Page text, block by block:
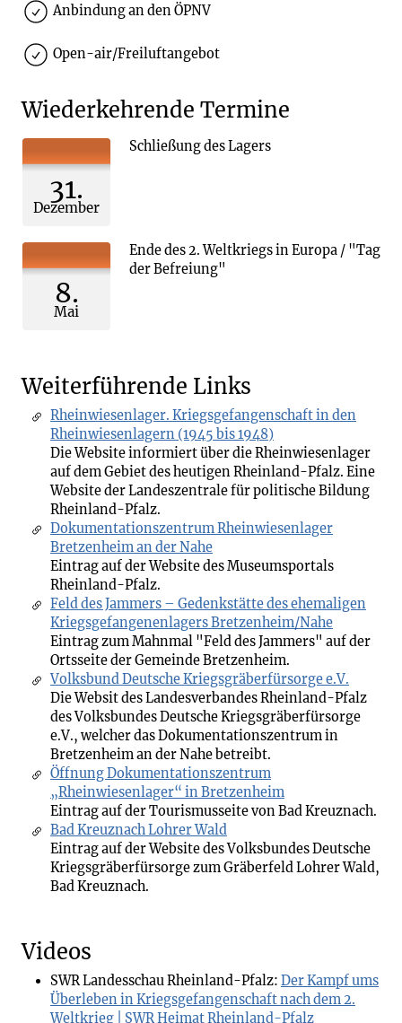
Anbindung an den ÖPNV
Open-air/Freiluftangebot
Wiederkehrende Termine
31.
Dezember
Schließung des Lagers
8.
Mai
Ende des 2. Weltkriegs in Europa / "Tag
der Befreiung"
Weiterführende Links
Rheinwiesenlager. Kriegsgefangenschaft in den
Rheinwiesenlagern (1945 bis 1948)
Die Website informiert über die Rheinwiesenlager
auf dem Gebiet des heutigen Rheinland-Pfalz. Eine
Website der Landeszentrale für politische Bildung
Rheinland-Pfalz.
Dokumentationszentrum Rheinwiesenlager
Bretzenheim an der Nahe
Eintrag auf der Website des Museumsportals
Rheinland-Pfalz.
Feld des Jammers – Gedenkstätte des ehemaligen
Kriegsgefangenenlagers Bretzenheim/Nahe
Eintrag zum Mahnmal "Feld des Jammers" auf der
Ortsseite der Gemeinde Bretzenheim.
Volksbund Deutsche Kriegsgräberfürsorge e.V.
Die Websit des Landesverbandes Rheinland-Pfalz
des Volksbundes Deutsche Kriegsgräberfürsorge
e.V., welcher das Dokumentationszentrum in
Bretzenheim an der Nahe betreibt.
Öffnung Dokumentationszentrum
„Rheinwiesenlager“ in Bretzenheim
Eintrag auf der Tourismusseite von Bad Kreuznach.
Bad Kreuznach Lohrer Wald
Eintrag auf der Website des Volksbundes Deutsche
Kriegsgräberfürsorge zum Gräberfeld Lohrer Wald,
Bad Kreuznach.
Videos
SWR Landesschau Rheinland-Pfalz: Der Kampf ums
Überleben in Kriegsgefangenschaft nach dem 2.
Weltkrieg | SWR Heimat Rheinland-Pfalz